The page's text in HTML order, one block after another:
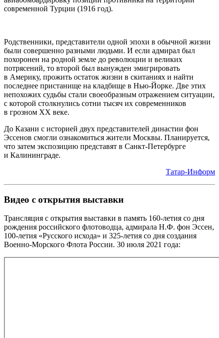
современной Турции (1916 год).
Родственники, представители одной эпохи в обычной жизни
были совершенно разными людьми. И если адмирал был
похоронен на родной земле до революции и великих
потрясений, то второй был вынужден эмигрировать
в Америку, прожить остаток жизни в скитаниях и найти
последнее пристанище на кладбище в Нью-Йорке. Две этих
непохожих судьбы стали своеобразным отражением ситуации,
с которой столкнулись сотни тысяч их современников
в грозном XX веке.
До Казани с историей двух представителей династии фон
Эссенов смогли ознакомиться жители Москвы. Планируется,
что затем экспозицию представят в Санкт-Петербурге
и Калининграде.
Татар-Информ
Видео с открытия выставки
Трансляция с открытия выставки в память 160-летия со дня
рождения российского флотоводца, адмирала Н.Ф. фон Эссен,
100-летия «Русского исхода» и 325-летия со дня создания
Военно-Морского Флота России. 30 июля 2021 года: